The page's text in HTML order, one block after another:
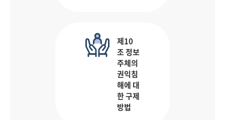
제10
조 정보
주체의
권익침
해에 대
한 구제
방법